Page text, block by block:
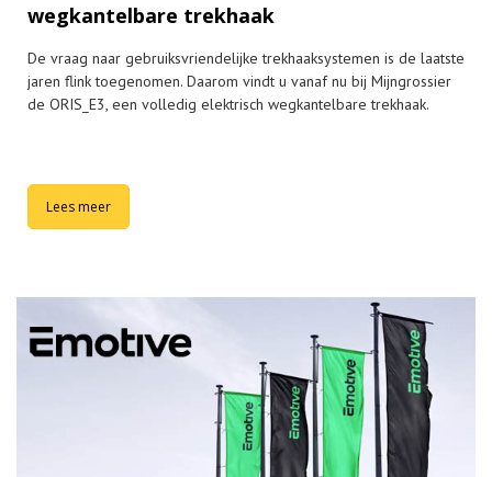
wegkantelbare trekhaak
De vraag naar gebruiksvriendelijke trekhaaksystemen is de laatste
jaren flink toegenomen. Daarom vindt u vanaf nu bij Mijngrossier
de ORIS_E3, een volledig elektrisch wegkantelbare trekhaak.
Lees meer